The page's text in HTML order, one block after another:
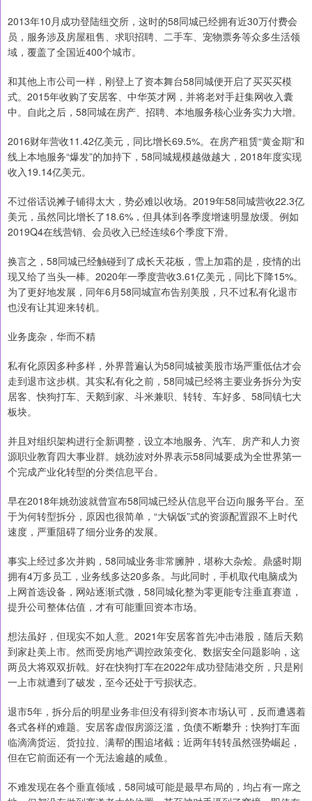
2013年10月成功登陆纽交所，这时的58同城已经拥有近30万付费会
员，服务涉及房屋租售、求职招聘、二手车、宠物票务等众多生活领
域，覆盖了全国近400个城市。
和其他上市公司一样，刚登上了资本舞台58同城便开启了买买买模
式。2015年收购了安居客、中华英才网，并将老对手赶集网收入囊
中。自此之后，58同城在房产、招聘、本地服务核心业务实力大增。
2016财年营收11.42亿美元，同比增长69.5%。在房产租赁“黄金期”和
线上本地服务“爆发”的加持下，58同城规模越做越大，2018年度实现
收入19.14亿美元。
不过俗话说摊子铺得太大，势必难以收场。2019年58同城营收22.3亿
美元，虽然同比增长了18.6%，但具体到各季度增速明显放缓。例如
2019Q4在线营销、会员收入已经连续6个季度下滑。
换言之，58同城已经触碰到了成长天花板，雪上加霜的是，疫情的出
现又给了当头一棒。2020年一季度营收3.61亿美元，同比下降15%。
为了更好地发展，同年6月58同城宣布告别美股，只不过私有化退市
也没有让其迎来转机。
业务庞杂，华而不精
私有化原因多种多样，外界普遍认为58同城被美股市场严重低估才会
走到退市这步棋。其实私有化之前，58同城已经将主要业务拆分为安
居客、快狗打车、天鹅到家、斗米兼职、转转、车好多、58同镇七大
板块。
并且对组织架构进行全新调整，设立本地服务、汽车、房产和人力资
源职业教育四大事业群。姚劲波对外界表示58同城要成为全世界第一
个完成产业化转型的分类信息平台。
早在2018年姚劲波就曾宣布58同城已经从信息平台迈向服务平台。至
于为何转型拆分，原因也很简单，“大锅饭”式的资源配置跟不上时代
速度，严重阻碍了细分业务的发展。
事实上经过多次并购，58同城业务非常臃肿，堪称大杂烩。鼎盛时期
拥有4万多员工，业务线多达20多条。与此同时，手机取代电脑成为
上网首选设备，网站逐渐式微，58同城化整为零更能专注垂直赛道，
提升公司整体估值，才有可能重回资本市场。
想法虽好，但现实不如人意。2021年安居客首先冲击港股，随后天鹅
到家赴美上市。然而受房地产调控政策变化、数据安全问题影响，这
两员大将双双折戟。好在快狗打车在2022年成功登陆港交所，只是刚
一上市就遭到了破发，至今还处于亏损状态。
退市5年，拆分后的明星业务非但没有得到资本市场认可，反而遭遇着
各式各样的难题。安居客虚假房源泛滥，负债不断攀升；快狗打车面
临滴滴货运、货拉拉、满帮的围追堵截；近两年转转虽然强势崛起，
但在它前面还有一个无法逾越的咸鱼。
不难发现在各个垂直领域，58同城可能是最早布局的，均占有一席之